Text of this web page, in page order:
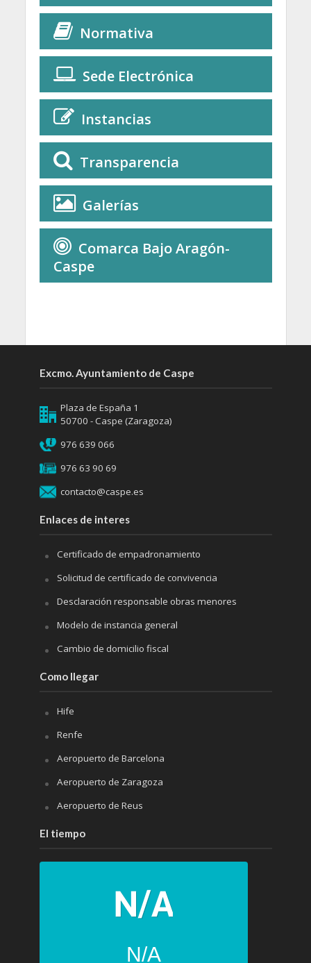
Normativa
Sede Electrónica
Instancias
Transparencia
Galerías
Comarca Bajo Aragón-
Caspe
Excmo. Ayuntamiento de Caspe
Plaza de España 1
50700 - Caspe (Zaragoza)
976 639 066
976 63 90 69
contacto@caspe.es
Enlaces de interes
Certificado de empadronamiento
Solicitud de certificado de convivencia
Desclaración responsable obras menores
Modelo de instancia general
Cambio de domicilio fiscal
Como llegar
Hife
Renfe
Aeropuerto de Barcelona
Aeropuerto de Zaragoza
Aeropuerto de Reus
El tiempo
N/A